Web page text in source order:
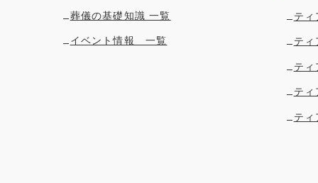
葬儀の基礎知識 一覧
イベント情報 一覧
テ
テ
テ
テ
テ